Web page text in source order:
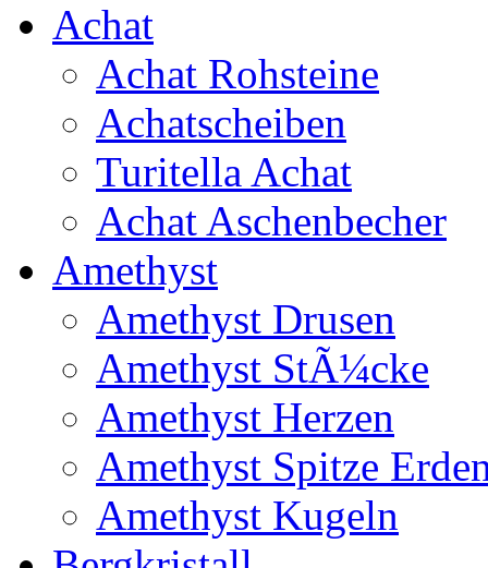
Achat
Achat Rohsteine
Achatscheiben
Turitella Achat
Achat Aschenbecher
Amethyst
Amethyst Drusen
Amethyst StÃ¼cke
Amethyst Herzen
Amethyst Spitze
Amethyst Kugeln